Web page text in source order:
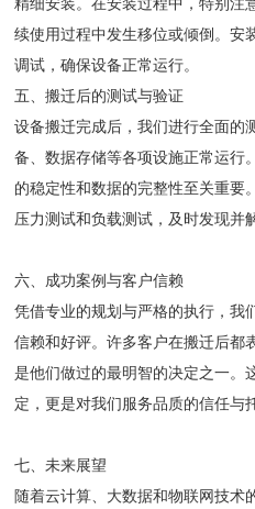
精细安装。在安装过程中，特别注
续使用过程中发生移位或倾倒。安
调试，确保设备正常运行。
五、搬迁后的测试与验证
设备搬迁完成后，我们进行全面的
备、数据存储等各项设施正常运行
的稳定性和数据的完整性至关重要
压力测试和负载测试，及时发现并
六、成功案例与客户信赖
凭借专业的规划与严格的执行，我
信赖和好评。许多客户在搬迁后都
是他们做过的最明智的决定之一。
定，更是对我们服务品质的信任与
七、未来展望
随着云计算、大数据和物联网技术